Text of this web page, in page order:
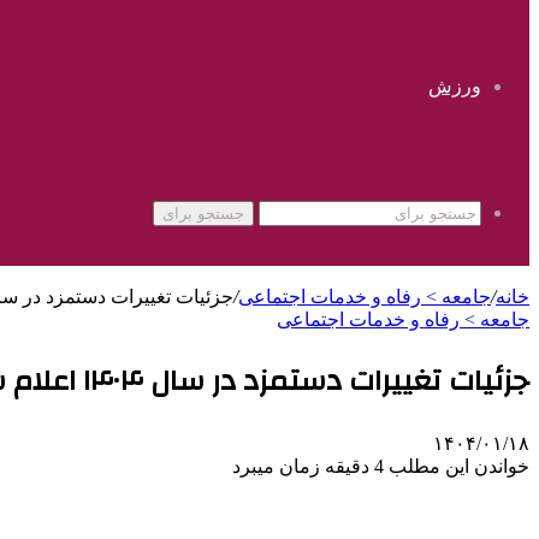
ورزش
جستجو برای
خانه/جامعه > رفاه و خدمات اجتماعی/جزئیات تغییرات دستمزد در سال ۱۴۰۴
جامعه > رفاه و خدمات اجتماعی
جزئیات تغییرات دستمزد در سال ۱۴۰۴ اعلام شد
۱۴۰۴/۰۱/۱۸
خواندن این مطلب 4 دقیقه زمان میبرد